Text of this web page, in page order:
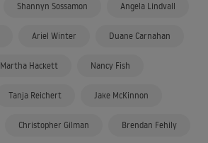
Shannyn Sossamon Angela Lindvall
Ariel Winter Duane Carnahan
Martha Hackett Nancy Fish
Tanja Reichert Jake McKinnon
Christopher Gilman Brendan Fehily